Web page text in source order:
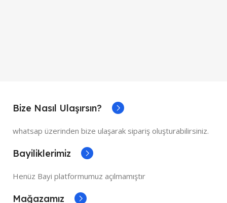
Bize Nasıl Ulaşırsın?
whatsap üzerinden bize ulaşarak sipariş oluşturabilirsiniz.
Bayiliklerimiz
Henüz Bayi platformumuz açılmamıştır
Mağazamız